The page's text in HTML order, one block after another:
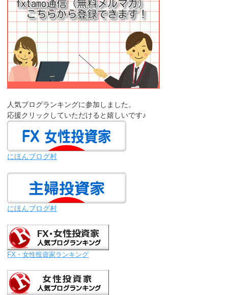
人気ブログランキングに参加しました。
応援クリックしていただけると嬉しいです♪
にほんブログ村
にほんブログ村
FX・女性投資家ランキング